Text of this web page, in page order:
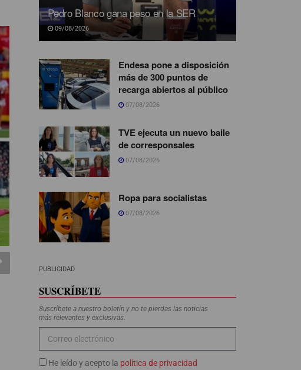
Pedro Blanco gana peso en la SER
09/08/2026
Endesa pone a disposición
más de 300 puntos de
recarga abiertos al público
07/08/2026
TVE ejecuta un nuevo baile
de corresponsales
07/08/2026
Ropa para socialistas
07/08/2026
PUBLICIDAD
SUSCRÍBETE
Suscríbete a nuestro boletín y no te pierdas las noticias
más relevantes y exclusivas.
He leído y acepto la política de privacidad